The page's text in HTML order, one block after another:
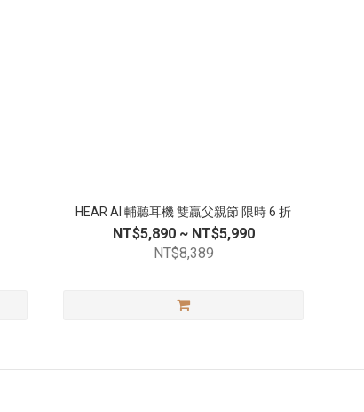
HEAR AI 輔聽耳機 雙贏父親節 限時 6 折
NT$5,890 ~ NT$5,990
NT$8,389